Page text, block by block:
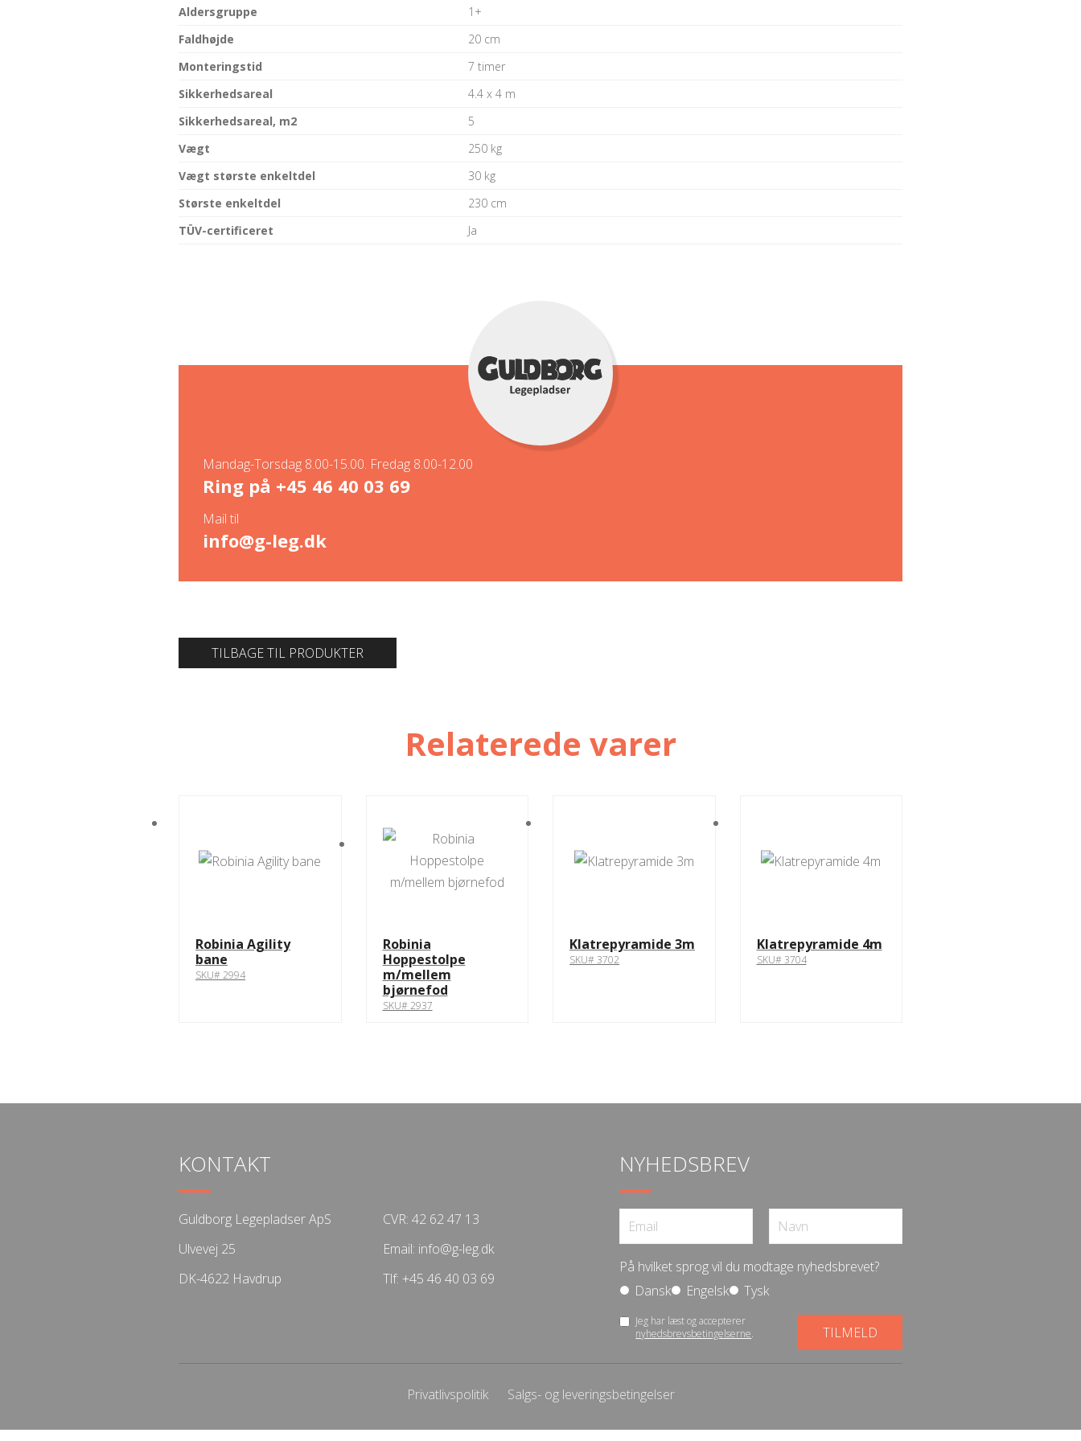
Aldersgruppe
1+
Faldhøjde
20 cm
Monteringstid
7 timer
Sikkerhedsareal
4.4 x 4 m
Sikkerhedsareal, m2
5
Vægt
250 kg
Vægt største enkeltdel
30 kg
Største enkeltdel
230 cm
TÜV-certificeret
Ja
Mandag-Torsdag 8.00-15.00. Fredag 8.00-12.00
Ring på +45 46 40 03 69
Mail til
info@g-leg.dk
TILBAGE TIL PRODUKTER
Relaterede varer
Robinia Agility
bane
SKU# 2994
Robinia
Hoppestolpe
m/mellem
bjørnefod
SKU# 2937
Klatrepyramide 3m
SKU# 3702
Klatrepyramide 4m
SKU# 3704
KONTAKT
Guldborg Legepladser ApS
Ulvevej 25
DK-4622 Havdrup
CVR: 42 62 47 13
Email: info@g-leg.dk
Tlf: +45 46 40 03 69
NYHEDSBREV
På hvilket sprog vil du modtage nyhedsbrevet?
Dansk
Engelsk Tysk
Jeg har læst og accepterer
nyhedsbrevsbetingelserne.
Privatlivspolitik Salgs- og leveringsbetingelser